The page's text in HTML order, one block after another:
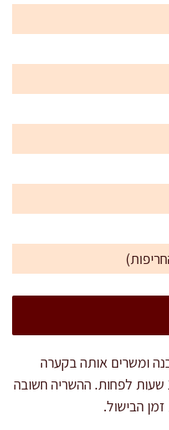
ומשרים אותה בקערה
גדולה עם הרבה מים, למשך 12 שעות לפחות. ההשריה חשובה
הבישול.